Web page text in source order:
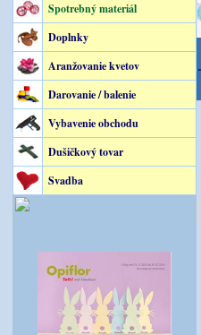
Spotrebný materiál
Doplnky
Aranžovanie kvetov
Darovanie / balenie
Vybavenie obchodu
Dušičkový tovar
Svadba